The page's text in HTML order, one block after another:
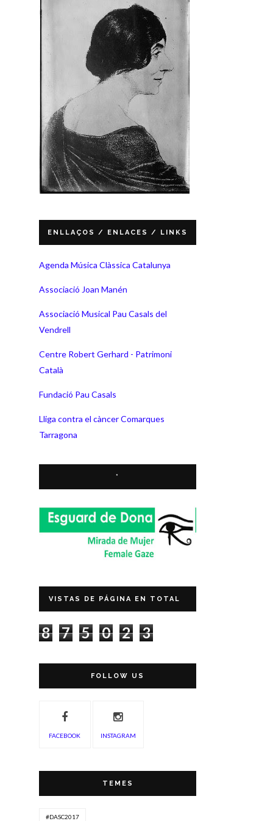
ENLLAÇOS / ENLACES / LINKS
Agenda Música Clàssica Catalunya
Associació Joan Manén
Associació Musical Pau Casals del
Vendrell
Centre Robert Gerhard - Patrimoni
Català
Fundació Pau Casals
Lliga contra el càncer Comarques
Tarragona
*
VISTAS DE PÁGINA EN TOTAL
8 7 5 0 2 3
FOLLOW US
FACEBOOK INSTAGRAM
TEMES
#DASC2017